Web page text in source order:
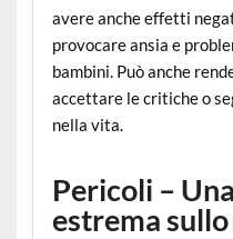
avere anche effetti
provocare ansia e
bambini. Può anche
accettare le critiche o
nella vita.
Pericoli –
estrema